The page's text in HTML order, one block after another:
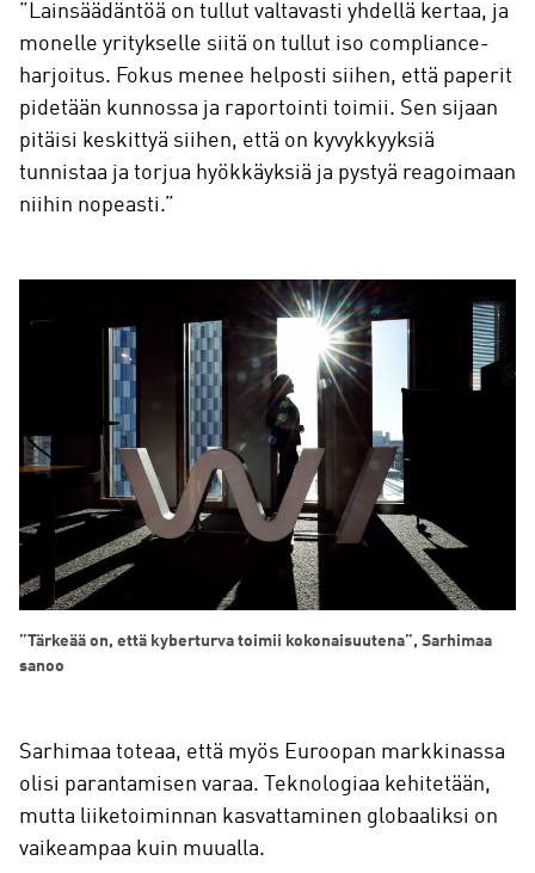
”Lainsäädäntöä on tullut valtavasti yhdellä kertaa, ja
monelle yritykselle siitä on tullut iso compliance-
harjoitus. Fokus menee helposti siihen, että paperit
pidetään kunnossa ja raportointi toimii. Sen sijaan
pitäisi keskittyä siihen, että on kyvykkyyksiä
tunnistaa ja torjua hyökkäyksiä ja pystyä reagoimaan
niihin nopeasti.”
”Tärkeää on, että kyberturva toimii kokonaisuutena”, Sarhimaa
sanoo
Sarhimaa toteaa, että myös Euroopan markkinassa
olisi parantamisen varaa. Teknologiaa kehitetään,
mutta liiketoiminnan kasvattaminen globaaliksi on
vaikeampaa kuin muualla.